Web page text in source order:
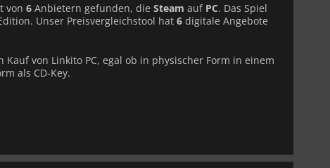
von 6 Anbietern gefunden, die Steam auf PC. Das Spiel
Unser Preisvergleichstool hat 6 digitale Angebote
Kauf von Linkito PC, egal ob in physischer Form in einem
als CD-Key.